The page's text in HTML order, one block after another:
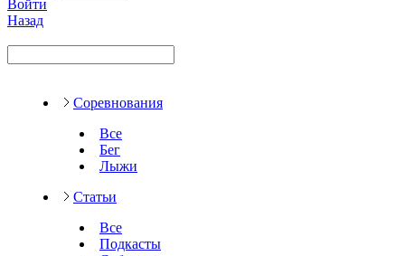
Войти
Назад
Соревнования
Все
Бег
Лыжи
Статьи
Все
Подкасты